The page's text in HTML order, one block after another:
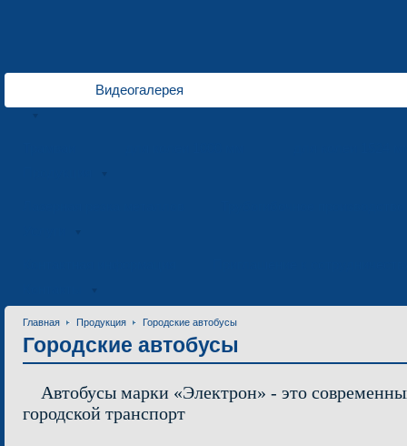
Видеогалерея
Главная Продукция Городские автобусы
Городские автобусы
Автобусы марки «Электрон» - это
городской транспорт